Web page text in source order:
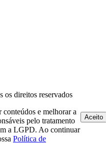
direitos reservados
e melhorar a
pelo tratamento
a LGPD. Ao continuar
Política de
Aceito